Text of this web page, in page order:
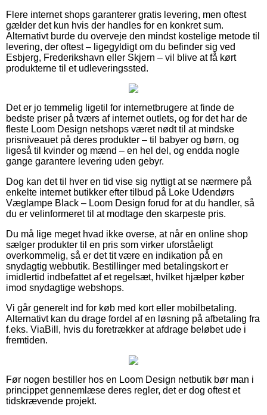
Flere internet shops garanterer gratis levering, men oftest
gælder det kun hvis der handles for en konkret sum.
Alternativt burde du overveje den mindst kostelige metode til
levering, der oftest – ligegyldigt om du befinder sig ved
Esbjerg, Frederikshavn eller Skjern – vil blive at få kørt
produkterne til et udleveringssted.
Det er jo temmelig ligetil for internetbrugere at finde de
bedste priser på tværs af internet outlets, og for det har de
fleste Loom Design netshops været nødt til at mindske
prisniveauet på deres produkter – til babyer og børn, og
ligeså til kvinder og mænd – en hel del, og endda nogle
gange garantere levering uden gebyr.
Dog kan det til hver en tid vise sig nyttigt at se nærmere på
enkelte internet butikker efter tilbud på Loke Udendørs
Væglampe Black – Loom Design forud for at du handler, så
du er velinformeret til at modtage den skarpeste pris.
Du må lige meget hvad ikke overse, at når en online shop
sælger produkter til en pris som virker uforståeligt
overkommelig, så er det tit være en indikation på en
snydagtig webbutik. Bestillinger med betalingskort er
imidlertid indbefattet af et regelsæt, hvilket hjælper køber
imod snydagtige webshops.
Vi går generelt ind for køb med kort eller mobilbetaling.
Alternativt kan du drage fordel af en løsning på afbetaling fra
f.eks. ViaBill, hvis du foretrækker at afdrage beløbet ude i
fremtiden.
Før nogen bestiller hos en Loom Design netbutik bør man i
princippet gennemlæse deres regler, det er dog oftest et
tidskrævende projekt.